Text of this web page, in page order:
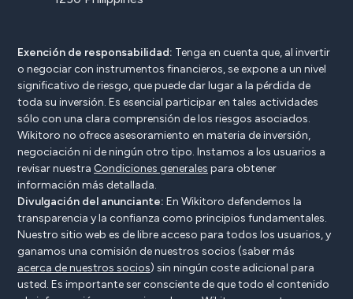
Exención de responsabilidad: Tenga en cuenta que, al invertir
o negociar con instrumentos financieros, se expone a un nivel
significativo de riesgo, que puede dar lugar a la pérdida de
toda su inversión. Es esencial participar en tales actividades
sólo con una clara comprensión de los riesgos asociados.
Wikitoro no ofrece asesoramiento en materia de inversión,
negociación ni de ningún otro tipo. Instamos a los usuarios a
revisar nuestra Condiciones generales para obtener
información más detallada.
Divulgación del anunciante: En Wikitoro defendemos la
transparencia y la confianza como principios fundamentales.
Nuestro sitio web es de libre acceso para todos los usuarios, y
ganamos una comisión de nuestros socios (saber más
acerca de nuestros socios) sin ningún coste adicional para
usted. Es importante ser consciente de que todo el contenido